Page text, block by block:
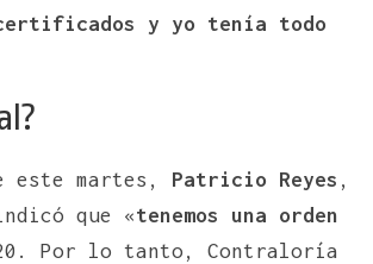
certificados y yo tenía todo
este martes, Patricio Reyes ,
que «tenemos una orden
Por lo tanto, Contraloría